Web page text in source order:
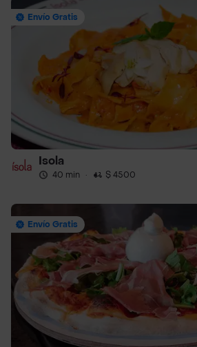
Envío Gratis
Isola
40 min · $ 4500
Envío Gratis